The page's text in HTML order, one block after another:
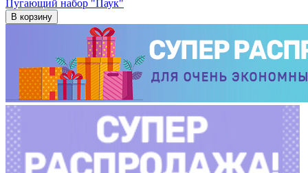
Пугающий набор "Паук"
В корзину